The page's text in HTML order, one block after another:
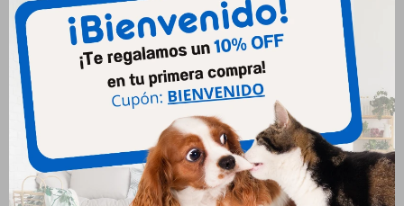
Cuna Nº 4 Octo/rect J
Manta Polar Estampada
100*60 Cm
$369